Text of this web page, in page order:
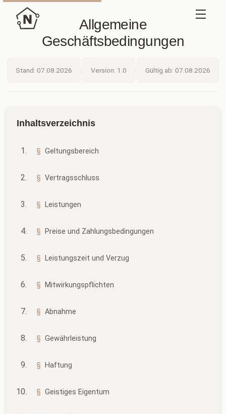
Allgemeine
Geschäftsbedingungen
Stand: 07.08.2026 Version: 1.0 Gültig ab: 07.08.2026
Inhaltsverzeichnis
Geltungsbereich
Vertragsschluss
Leistungen
Preise und Zahlungsbedingungen
Leistungszeit und Verzug
Mitwirkungspflichten
Abnahme
Gewährleistung
Haftung
Geistiges Eigentum